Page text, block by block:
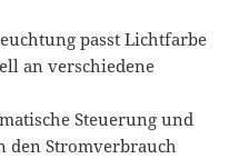
passt Lichtfarbe
an verschiedene
Steuerung und
den Stromverbrauch